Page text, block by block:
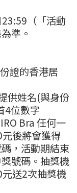
（「活動
準。
證的香港居
供姓名(與身份
4位數字
Bra 任何一
後將會獲得
，活動期結束
號碼。抽獎機
送2次抽獎機